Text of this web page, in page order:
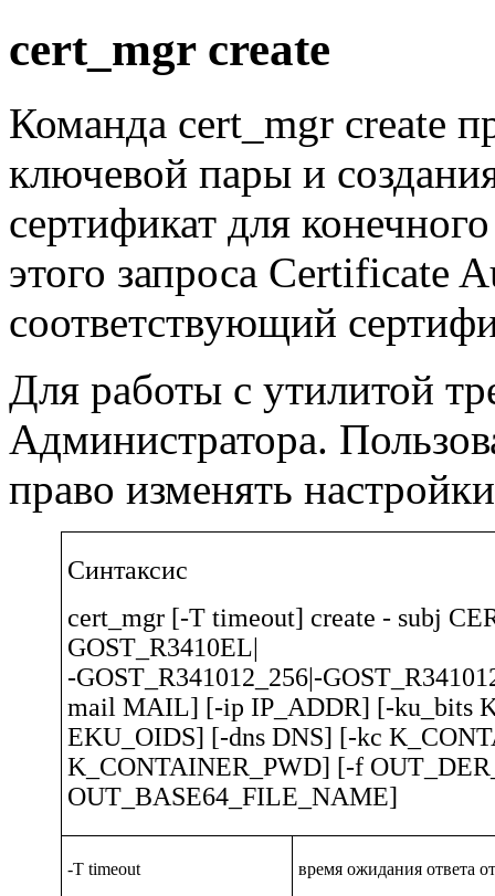
cert_mgr create
Команда cert_mgr create
ключевой пары и
сертификат для
этого запроса Certificate
соответствующий
Для работы с утилитой
Администратора.
право изменять
Синтаксис
cert_mgr [-T timeout] create - subj
GOST_R3410EL|
-GOST_R341012_256|-
mail MAIL] [-ip IP_ADDR] [-ku_bits
EKU_OIDS] [-dns DNS] [-kc
K_CONTAINER_PWD] [-f
OUT_BASE64_FILE_NAME]
-T timeout
время ожидания ответа